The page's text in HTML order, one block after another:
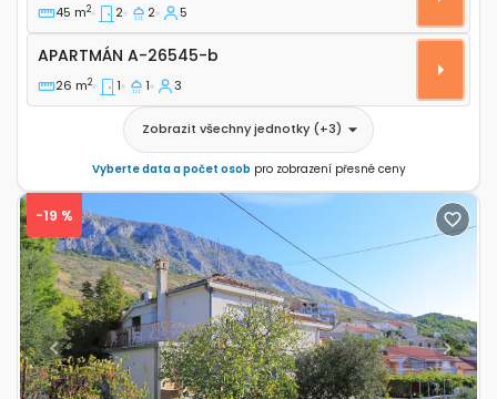
45 m2 2 2 5
Apartmán A-26545-b
APARTMÁN A-26545-b
26 m2 1 1 3
Zobrazit všechny jednotky (+3)
Vyberte data a počet osob pro zobrazení přesné ceny
Previous Next
-19 %